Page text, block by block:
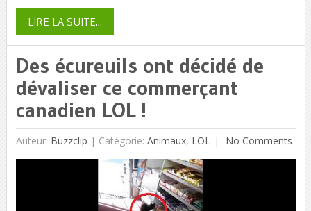
LIRE LA SUITE...
Des écureuils ont décidé de
dévaliser ce commerçant
canadien LOL !
Auteur: Buzzclip | Catégorie: Animaux, LOL No Comments